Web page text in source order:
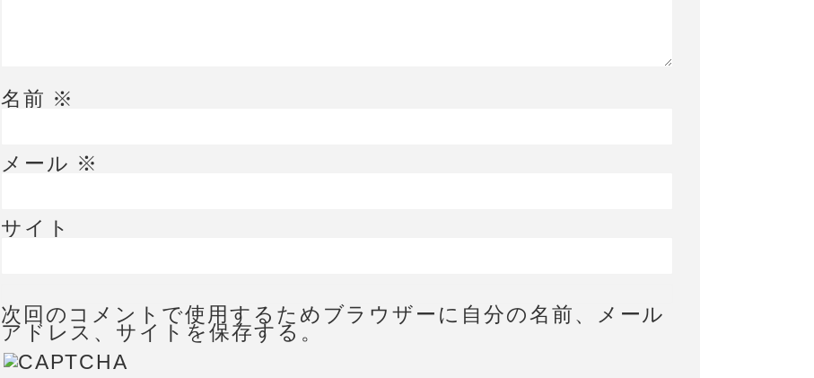
名前 ※
メール ※
サイト
次回のコメントで使用するためブラウザーに自分の名前、メール
アドレス、サイトを保存する。